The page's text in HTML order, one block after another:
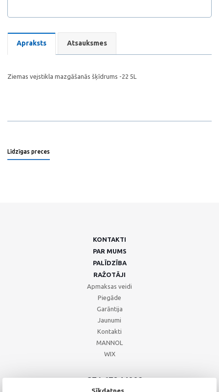
Apraksts Atsauksmes
Ziemas vejstikla mazgāšanās šķīdrums -22 5L
Līdzīgas preces
KONTAKTI
PAR MUMS
PALĪDZĪBA
RAŽOTĀJI
Apmaksas veidi
Piegāde
Garāntija
Jaunumi
Kontakti
MANNOL
WIX
+371 67244008
+371 67271055